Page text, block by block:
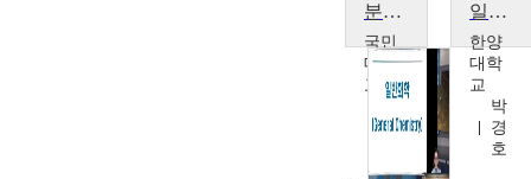
분석화학
국민
대학
교
찬
일반화학1
한양
대학
교
박
경
호